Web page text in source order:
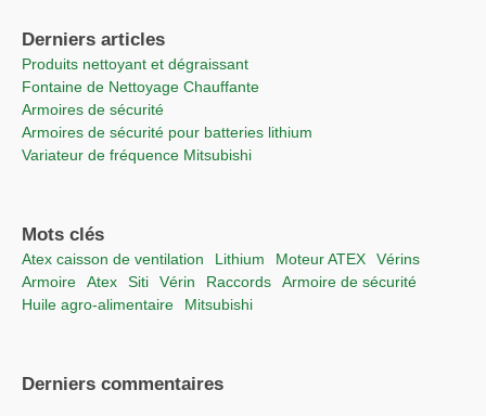
Derniers articles
Produits nettoyant et dégraissant
Fontaine de Nettoyage Chauffante
Armoires de sécurité
Armoires de sécurité pour batteries lithium
Variateur de fréquence Mitsubishi
Mots clés
Atex caisson de ventilation lithium moteur ATEX
vérins
Armoire
Atex Siti vérin raccords
Armoire de sécurité
Huile agro-alimentaire
Mitsubishi
Derniers commentaires